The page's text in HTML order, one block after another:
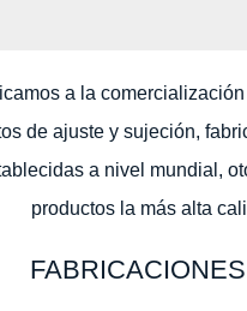
a la
de ajuste y sujeción,
a nivel mundial,
productos la más alta
FABRICACIONES